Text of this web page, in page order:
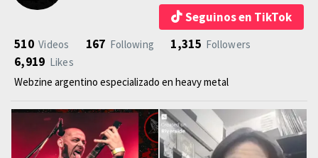
Seguinos en TikTok
510 Videos 167 Following 1,315 Followers
6,919 Likes
Webzine argentino especializado en heavy metal